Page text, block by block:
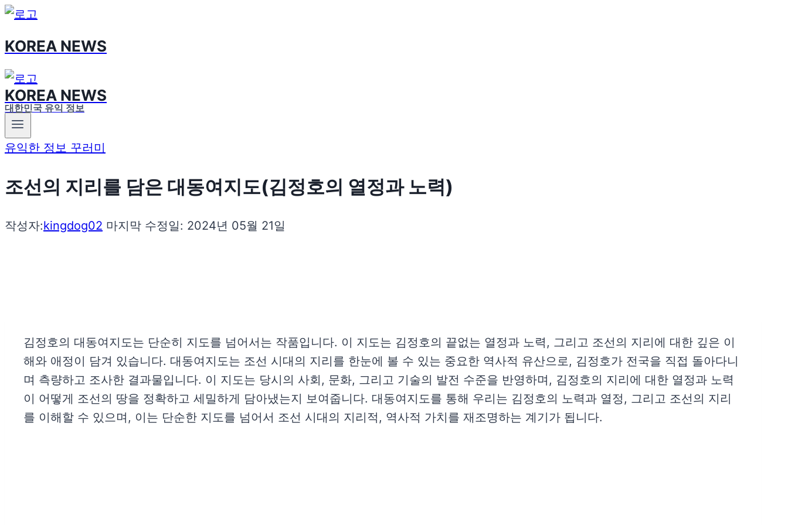
Skip
content
KOREA NEWS
KOREA NEWS
대한민국 유익 정보
유익한 정보 꾸러미
조선의 지리를 담은 대동여지도(김정호의 열정과 노력)
작성자:kingdog02 마지막 수정일: 2024년 05월 21일
김정호의 대동여지도는 단순히 지도를 넘어서는 작품입니다. 이 지도는 김정호의 끝없는 열정과 노력, 그리고 조선의 지리에 대한 깊은 이
해와 애정이 담겨 있습니다. 대동여지도는 조선 시대의 지리를 한눈에 볼 수 있는 중요한 역사적 유산으로, 김정호가 전국을 직접 돌아다니
며 측량하고 조사한 결과물입니다. 이 지도는 당시의 사회, 문화, 그리고 기술의 발전 수준을 반영하며, 김정호의 지리에 대한 열정과 노력
이 어떻게 조선의 땅을 정확하고 세밀하게 담아냈는지 보여줍니다. 대동여지도를 통해 우리는 김정호의 노력과 열정, 그리고 조선의 지리
를 이해할 수 있으며, 이는 단순한 지도를 넘어서 조선 시대의 지리적, 역사적 가치를 재조명하는 계기가 됩니다.